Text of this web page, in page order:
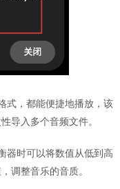
式，都能便捷地播放，该
导入多个音频文件。
器时可以将数值从低到高
调整音乐的音质。